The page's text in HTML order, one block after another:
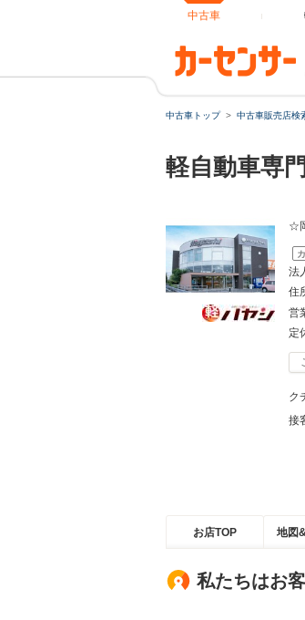
中古車
中古車トップ 中古車販売店検
軽自動車
☆
法
住
営
定
ク
接
お店TOP 地図
私たちはお